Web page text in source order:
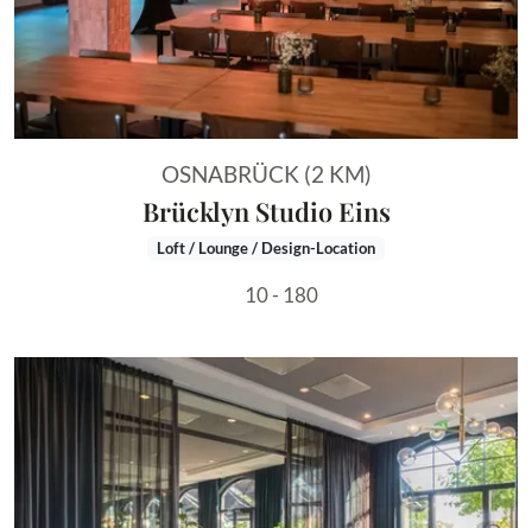
OSNABRÜCK (2 KM)
Brücklyn Studio Eins
Loft / Lounge / Design-Location
10 - 180